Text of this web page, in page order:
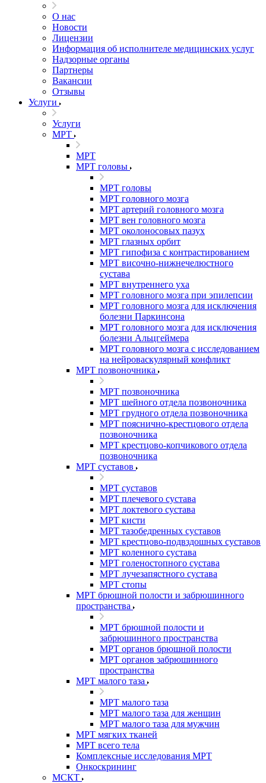
О нас
Новости
Лицензии
Информация об исполнителе медицинских услуг
Надзорные органы
Партнеры
Вакансии
Отзывы
Услуги
Услуги
МРТ
МРТ
МРТ головы
МРТ головы
МРТ головного мозга
МРТ артерий головного мозга
МРТ вен головного мозга
МРТ околоносовых пазух
МРТ глазных орбит
МРТ гипофиза с контрастированием
МРТ височно-нижнечелюстного
сустава
МРТ внутреннего уха
МРТ головного мозга при эпилепсии
МРТ головного мозга для исключения
болезни Паркинсона
МРТ головного мозга для исключения
болезни Альцгеймера
МРТ головного мозга с исследованием
на нейроваскулярный конфликт
МРТ позвоночника
МРТ позвоночника
МРТ шейного отдела позвоночника
МРТ грудного отдела позвоночника
МРТ пояснично-крестцового отдела
позвоночника
МРТ крестцово-копчикового отдела
позвоночника
МРТ суставов
МРТ суставов
МРТ плечевого сустава
МРТ локтевого сустава
МРТ кисти
МРТ тазобедренных суставов
МРТ крестцово-подвздошных суставов
МРТ коленного сустава
МРТ голеностопного сустава
МРТ лучезапястного сустава
МРТ стопы
МРТ брюшной полости и забрюшинного
пространства
МРТ брюшной полости и
забрюшинного пространства
МРТ органов брюшной полости
МРТ органов забрюшинного
пространства
МРТ малого таза
МРТ малого таза
МРТ малого таза для женщин
МРТ малого таза для мужчин
МРТ мягких тканей
МРТ всего тела
Комплексные исследования МРТ
Онкоскрининг
МСКТ